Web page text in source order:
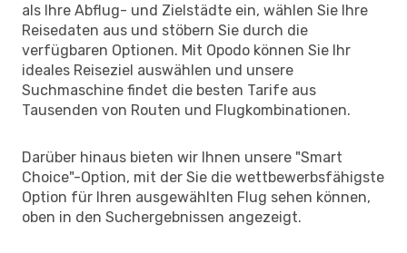
als Ihre Abflug- und Zielstädte ein, wählen Sie Ihre
Reisedaten aus und stöbern Sie durch die
verfügbaren Optionen. Mit Opodo können Sie Ihr
ideales Reiseziel auswählen und unsere
Suchmaschine findet die besten Tarife aus
Tausenden von Routen und Flugkombinationen.
Darüber hinaus bieten wir Ihnen unsere "Smart
Choice"-Option, mit der Sie die wettbewerbsfähigste
Option für Ihren ausgewählten Flug sehen können,
oben in den Suchergebnissen angezeigt.